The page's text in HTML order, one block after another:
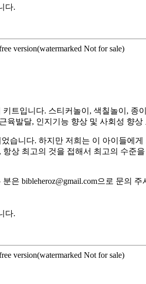
다.
version(watermarked Not for sale)
트입니다. 스티커놀이, 색칠놀이, 종
발달, 인지기능 향상 및 사회성 향상
습니다. 하지만 저희는 이 아이들에게
상 최고의 것을 접해서 최고의 수준
은 bibleheroz@gmail.com으로 문의
다.
version(watermarked Not for sale)